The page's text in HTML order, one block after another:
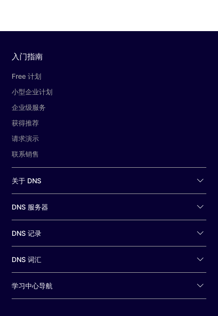
入门指南
Free 计划
小型企业计划
企业级服务
获得推荐
请求演示
联系销售
关于 DNS
DNS 服务器
DNS 记录
DNS 词汇
学习中心导航